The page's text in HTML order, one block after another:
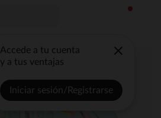
Accede a tu cuenta
y a tus ventajas
Iniciar sesión/Registrarse